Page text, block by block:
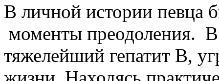
В личной истории певца
моменты преодоления.
тяжелейший гепатит B,